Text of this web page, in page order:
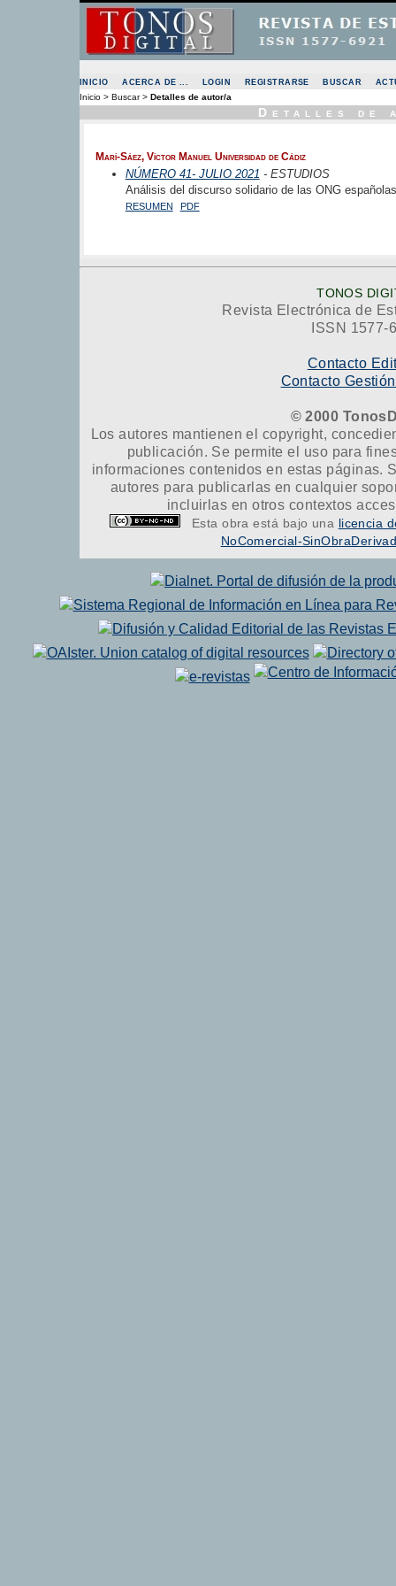
INICIO ACERCA DE ... LOGIN REGISTRARSE BUSCAR
Inicio > Buscar> Detalles de autor/a
Detalles de
Marí-Sáez, Víctor Manuel Universidad de Cádiz
NÚMERO 41- JULIO 2021 - ESTUDIOS
Análisis del discurso solidario de las ONG
RESUMEN PDF
TONOS
Revista Electrónica de
ISSN 1577-
Contacto
Contacto
© 2000
Los autores mantienen el copyright,
publicación. Se permite el uso para
informaciones contenidos en estas páginas.
autores para publicarlas en cualquier
incluirlas en otros contextos
Esta obra está bajo una licencia
NoComercial-